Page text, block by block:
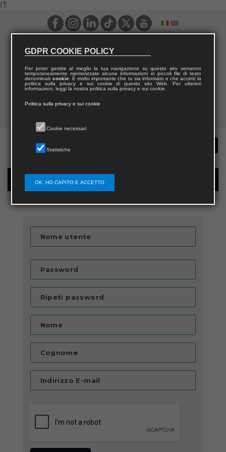
IT
Registrazione nuovo utente per acquisti sul sito
Nome utente
Password
Ripeti password
Nome
Cognome
Indirizzo E-mail
GDPR COOKIE POLICY
Per poter gestire al meglio la tua navigazione su questo sito verranno
temporaneamente memorizzate alcune informazioni in piccoli file di testo
denominati cookie. È molto importante che tu sia informato e che accetti la
politica sulla privacy e sui cookie di questo sito Web. Per ulteriori
informazioni, leggi la nostra politica sulla privacy e sui cookie.
Politica sulla privacy e sui cookie
Cookie necessari
Statistiche
OK, HO CAPITO E ACCETTO